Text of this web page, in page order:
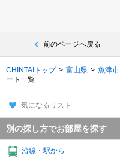
前のページへ戻る
CHINTAIトップ 富山県 魚津市
ート一覧
気になるリスト
別の探し方でお部屋を探す
沿線・駅から